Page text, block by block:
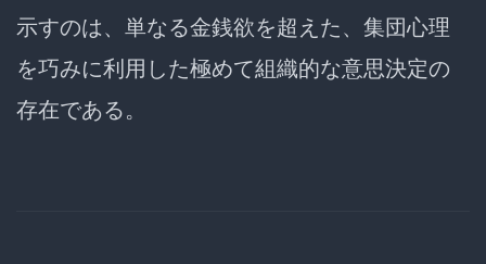
示すのは、単なる金銭欲を超えた、集団心理
を巧みに利用した極めて組織的な意思決定の
存在である。